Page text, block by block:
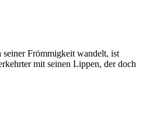
seiner Frömmigkeit wandelt, ist
mit seinen Lippen, der doch